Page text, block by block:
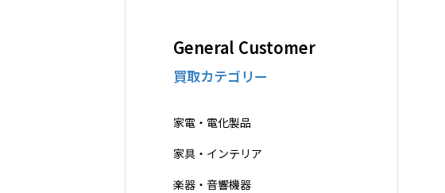
General Customer
買取カテゴリー
家電・電化製品
家具・インテリア
楽器・音響機器